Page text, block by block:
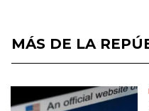
MÁS DE LA